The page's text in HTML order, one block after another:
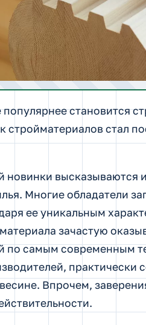
становится
стройматериалов стал
новинки высказываются
Многие обладатели
ее уникальным
зачастую
по самым современным
практически
Впрочем,